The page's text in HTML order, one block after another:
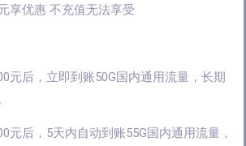
享优惠 不充值无法享受
元后，立即到账50G国内通用流量，长期
后，5天内自动到账55G国内通用流量，